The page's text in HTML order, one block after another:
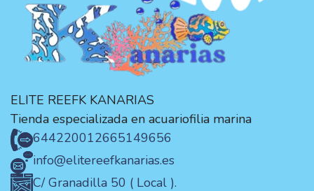
ELITE REEFK KANARIAS
Tienda especializada en acuariofilia marina
644220012665149656
info@elitereefkanarias.es
C/ Granadilla 50 ( Local ).